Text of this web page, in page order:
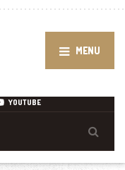
MENU
YOUTUBE